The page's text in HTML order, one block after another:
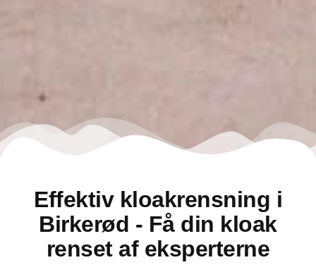
Effektiv kloakrensning i
Birkerød - Få din kloak
renset af eksperterne